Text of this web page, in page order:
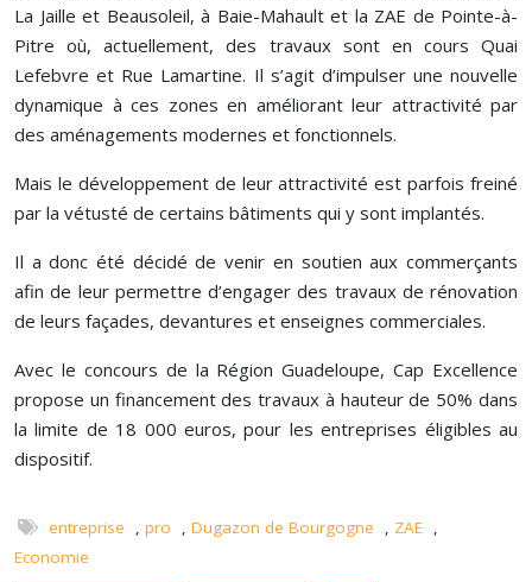
La Jaille et Beausoleil, à Baie-Mahault et la ZAE de Pointe-à-
Pitre où, actuellement, des travaux sont en cours Quai
Lefebvre et Rue Lamartine. Il s’agit d’impulser une nouvelle
dynamique à ces zones en améliorant leur attractivité par
des aménagements modernes et fonctionnels.
Mais le développement de leur attractivité est parfois freiné
par la vétusté de certains bâtiments qui y sont implantés.
Il a donc été décidé de venir en soutien aux commerçants
afin de leur permettre d’engager des travaux de rénovation
de leurs façades, devantures et enseignes commerciales.
Avec le concours de la Région Guadeloupe, Cap Excellence
propose un financement des travaux à hauteur de 50% dans
la limite de 18 000 euros, pour les entreprises éligibles au
dispositif.
entreprise , pro , Dugazon de Bourgogne , ZAE ,
Economie